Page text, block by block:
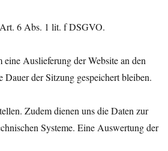
Art. 6 Abs. 1 lit. f DSGVO.
Auslieferung der Website an den
der Sitzung gespeichert bleiben.
Zudem dienen uns die Daten zur
Systeme. Eine Auswertung der